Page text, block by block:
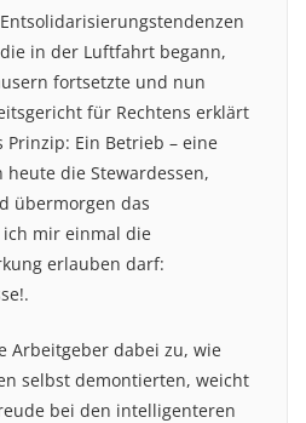
in der Luftfahrt begann,
fortsetzte und nun
für Rechtens erklärt
Ein Betrieb – eine
heute die Stewardessen,
übermorgen das
ich mir einmal die
erlauben darf:
Arbeitgeber dabei zu, wie
selbst demontierten, weicht
bei den intelligenteren